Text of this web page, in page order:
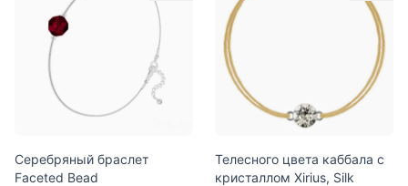
Серебряный браслет
Faceted Bead
Телесного цвета каббала с
кристаллом Xirius, Silk